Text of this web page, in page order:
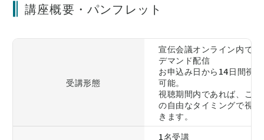
講座概要・パンフレット
受講形態
宣伝会議オンライン内でオ
デマンド配信
お申込み日から14日間視聴
可能。
視聴期間内であれば、ご自
の自由なタイミングで視聴
きます。
1名受講